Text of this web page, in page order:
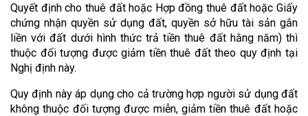
Quyết định cho thuê đất hoặc Hợp đồng thuê đất hoặc Giấy
chứng nhận quyền sử dụng đất, quyền sở hữu tài sản gắn
liền với đất dưới hình thức trả tiền thuê đất hằng năm) thì
thuộc đối tượng được giảm tiền thuê đất theo quy định tại
Nghị định này.
Quy định này áp dụng cho cả trường hợp người sử dụng đất
không thuộc đối tượng được miễn, giảm tiền thuê đất hoặc